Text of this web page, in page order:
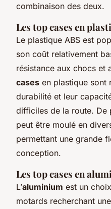
combinaison des deux.
Les top cases en
Le plastique ABS est
son coût relativement
résistance aux chocs et
cases en plastique sont
durabilité et leur
difficiles de la route. De
peut être moulé en
permettant une grande
conception.
Les top cases en
L’aluminium est un
motards recherchant une